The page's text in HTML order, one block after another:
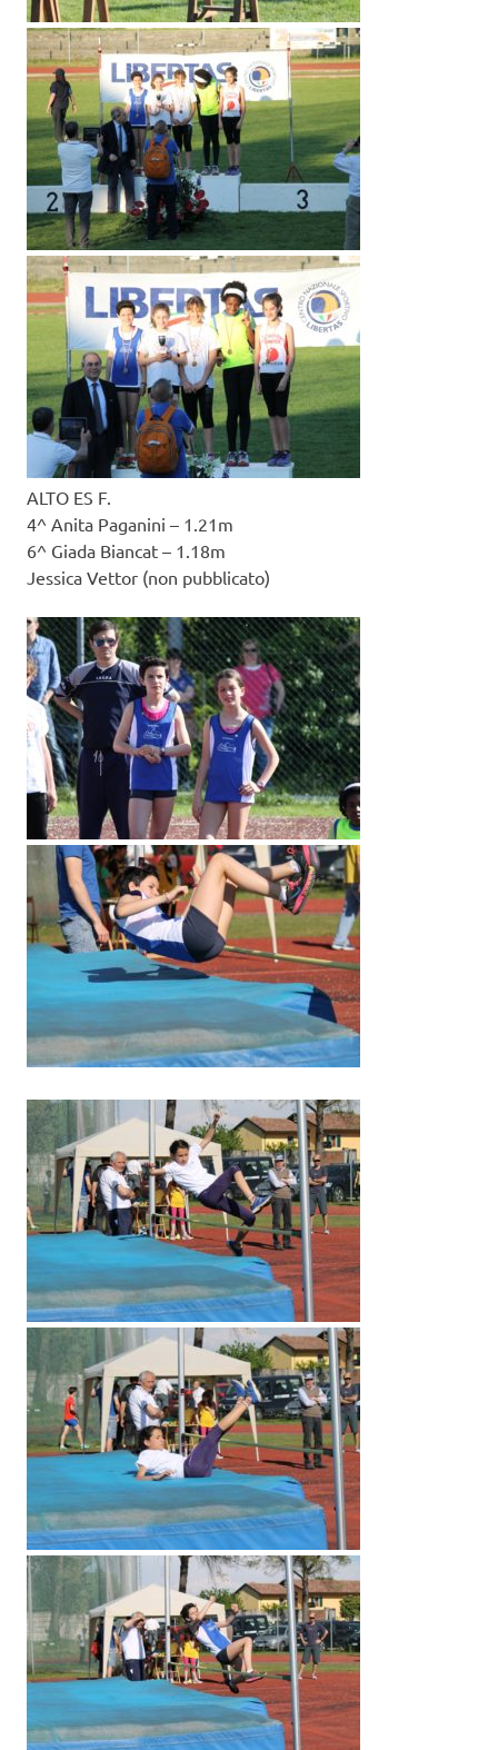
ALTO ES F.
4^ Anita Paganini – 1.21m
6^ Giada Biancat – 1.18m
Jessica Vettor (non pubblicato)